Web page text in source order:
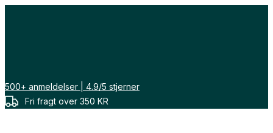
Gå
500+ anmeldelser | 4.9/5 stjerner
Fri fragt over 350 KR